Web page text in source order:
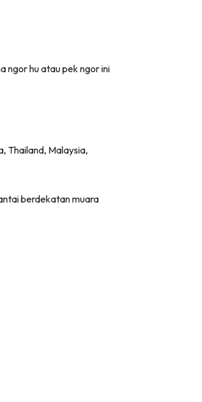
ngor hu atau pek ngor ini
Thailand, Malaysia,
berdekatan muara